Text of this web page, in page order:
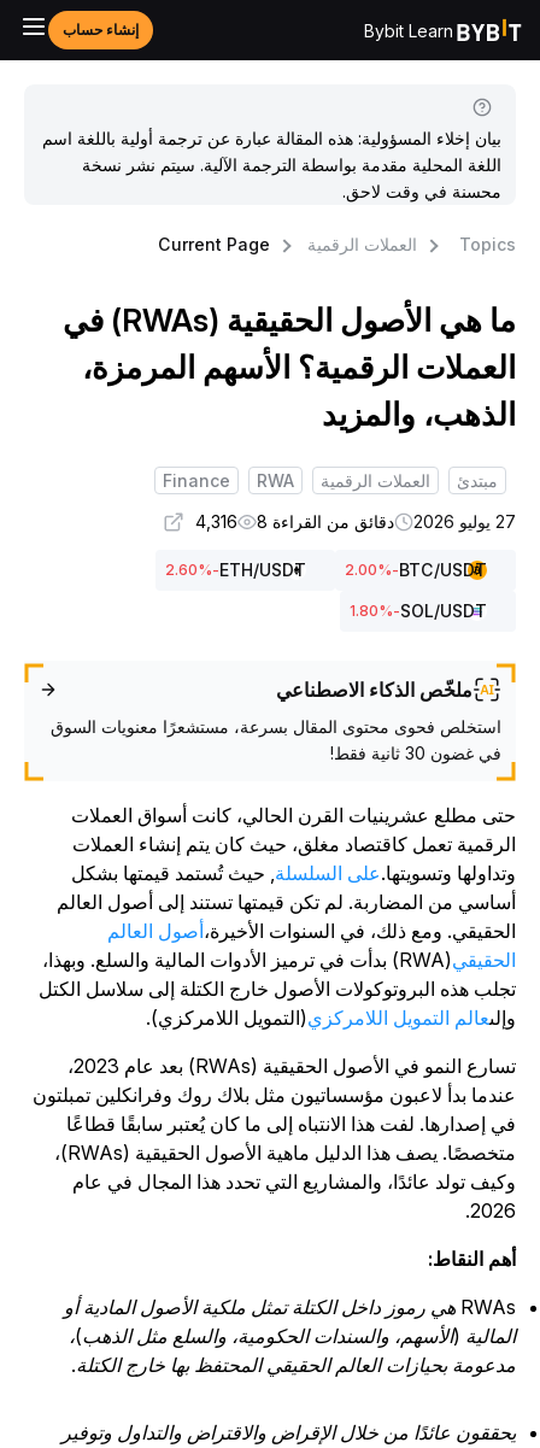
Bybit Learn إنشاء حساب
بيان إخلاء المسؤولية: هذه المقالة عبارة عن ترجمة أولية باللغة اسم
اللغة المحلية مقدمة بواسطة الترجمة الآلية. سيتم نشر نسخة
محسنة في وقت لاحق.
العملات الرقمية Current Page
ما هي الأصول الحقيقية (RWAs) في
الرقمية؟ الأسهم المرمزة،
والمزيد
مبتدئ العملات الرقمية RWA
Finance
دقائق من القراءة 8 4,316
BTC/USDT
-2.00
%
ETH/USDT
-2.60
%
SOL/USDT
-1.80
%
ملخّص الذكاء الاصطناعي
استخلص فحوى محتوى المقال بسرعة، مستشعرًا معنويات السوق
في غضون 30 ثانية فقط!
مطلع عشرينيات القرن الحالي، كانت أسواق العملات
تعمل كاقتصاد مغلق، حيث كان يتم إنشاء العملات
وتسويتها.على السلسلة, حيث تُستمد قيمتها بشكل
من المضاربة. لم تكن قيمتها تستند إلى أصول العالم
ومع ذلك، في السنوات الأخيرة،أصول العالم
(RWA) بدأت في ترميز الأدوات المالية والسلع. وبهذا،
هذه البروتوكولات الأصول خارج الكتلة إلى سلاسل الكتل
عالم التمويل اللامركزي(التمويل اللامركزي).
تسارع النمو في الأصول الحقيقية (RWAs) بعد عام 2023،
بدأ لاعبون مؤسساتيون مثل بلاك روك وفرانكلين تمبلتون
إصدارها. لفت هذا الانتباه إلى ما كان يُعتبر سابقًا قطاعًا
متخصصًا. يصف هذا الدليل ماهية الأصول الحقيقية (RWAs)،
تولد عائدًا، والمشاريع التي تحدد هذا المجال في عام
النقاط:
RWAs هي رموز داخل الكتلة تمثل ملكية الأصول المادية أو
(الأسهم، والسندات الحكومية، والسلع مثل الذهب)،
بحيازات العالم الحقيقي المحتفظ بها خارج الكتلة.
عائدًا من خلال الإقراض والاقتراض والتداول وتوفير